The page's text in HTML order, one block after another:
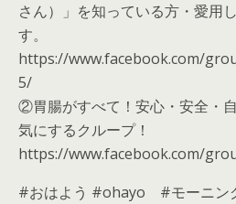
さん）」を知っている方・愛用
す。
https://www.facebook.com/
5/
②胃腸がすべて！安心・安全・
気にするクループ！
https://www.facebook.com/
#おはよう #ohayo #モーニ